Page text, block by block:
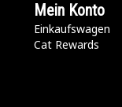
Mein Konto
Einkaufswagen
Cat Rewards